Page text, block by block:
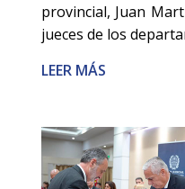
provincial, Juan
jueces de los
LEER MÁS